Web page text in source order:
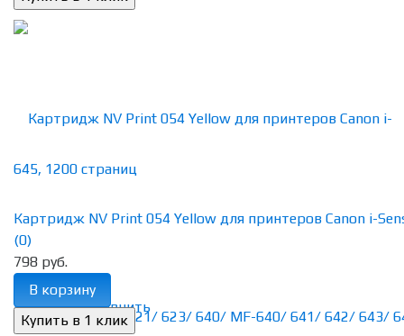
избранное сравнить
Картридж NV Print 054 Yellow для принтеров Canon i-
(0)
798 руб.
В корзину